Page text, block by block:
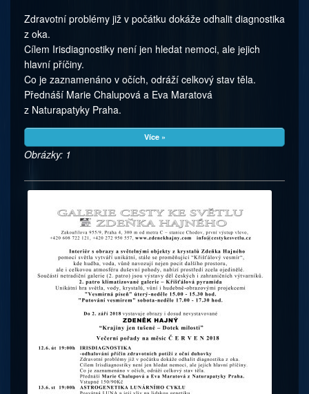
Zdravotní problémy již v počátku dokáže odhalit diagnostika
z oka.
Cílem Irisdiagnostiky není jen hledat nemoci, ale jejich
hlavní příčiny.
Co je zaznamenáno v očích, odráží celkový stav těla.
Přednáší Marie Chalupová a Eva Maratová
z Naturapatyky Pra­ha.
Více »
Obrázky: 1